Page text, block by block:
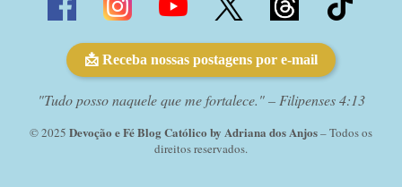
📩 Receba nossas postagens por e-mail
"Tudo posso naquele que me fortalece." – Filipenses 4:13
© 2025 Devoção e Fé Blog Católico by Adriana dos Anjos– Todos os
direitos reservados.